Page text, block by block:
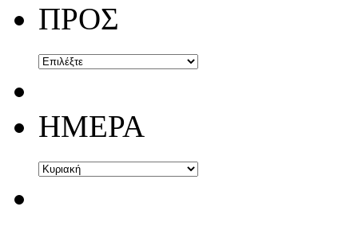
ΠΡΟΣ
ΗΜΕΡΑ